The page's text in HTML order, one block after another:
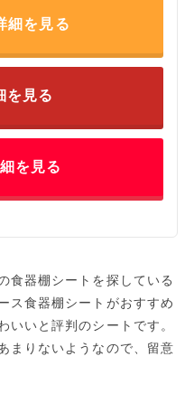
細を見る
を見る
を見る
食器棚シートを探している
ス食器棚シートがおすすめ
いいと評判のシートです。
まりないようなので、留意